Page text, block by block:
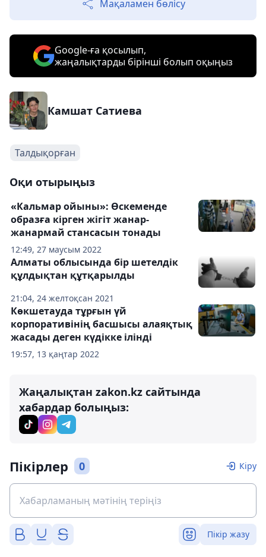
Мақаламен бөлісу
Google-ға қосылып,
жаңалықтарды бірінші болып оқыңыз
Камшат Сатиева
Талдықорған
Оқи отырыңыз
12:49, 27 маусым 2022
«Кальмар ойыны»: Өскеменде
образға кірген жігіт жанар-
жанармай стансасын тонады
21:04, 24 желтоқсан 2021
Алматы облысында бір шетелдік
құлдықтан құтқарылды
19:57, 13 қаңтар 2022
Көкшетауда тұрғын үй
корпоративінің басшысы алаяқтық
жасады деген күдікке ілінді
Жаңалықтан zakon.kz сайтында
хабардар болыңыз:
Пікірлер 0 Кіру
Пікір жазу